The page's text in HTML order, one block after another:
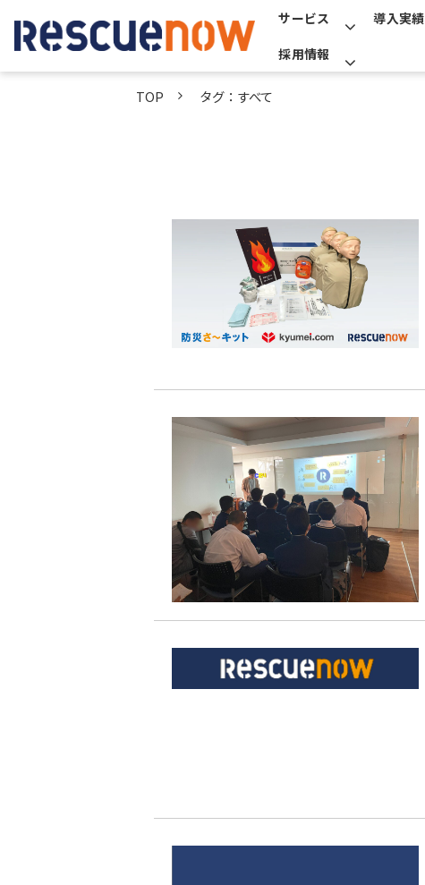
サービス 導入実績
採用情報
TOP タグ：すべて